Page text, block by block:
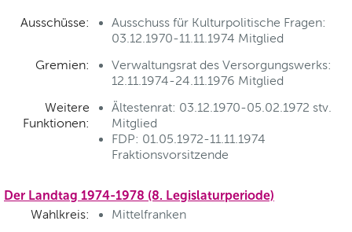
Ausschüsse:
Ausschuss für Kulturpolitische Fragen:
03.12.1970-11.11.1974 Mitglied
Gremien:
Verwaltungsrat des Versorgungswerks:
12.11.1974-24.11.1976 Mitglied
Weitere
Funktionen:
Ältestenrat: 03.12.1970-05.02.1972 stv.
Mitglied
FDP: 01.05.1972-11.11.1974
Fraktionsvorsitzende
Der Landtag 1974-1978 (8. Legislaturperiode)
Wahlkreis:
Mittelfranken